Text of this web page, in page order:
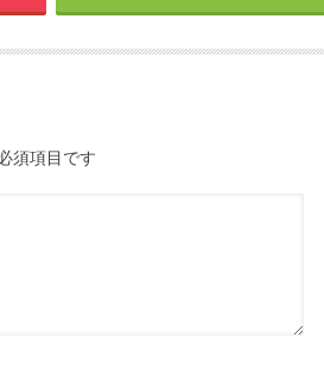
須項目です